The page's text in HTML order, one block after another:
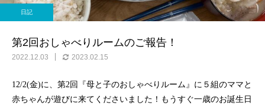
4/1から『誰でも通園制
度』始まっています😊
気づけばもう年の瀬‼️😱
日記
第2回おしゃべりルームのご報告！
2022.12.03 2023.02.15
12/2(金)に、第2回『母と子のおしゃべりルーム』に５組のママと
赤ちゃんが遊びに来てくださいました！もうすぐ一歳のお誕生日